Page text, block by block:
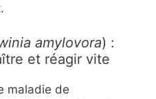
amylovora) :
et réagir vite
maladie de